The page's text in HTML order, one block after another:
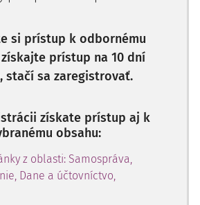
si prístup k odbornému
prístup na 10 dní
stačí sa zaregistrovať.
získate prístup aj k
obsahu:
z oblasti: Samospráva,
Dane a účtovníctvo,